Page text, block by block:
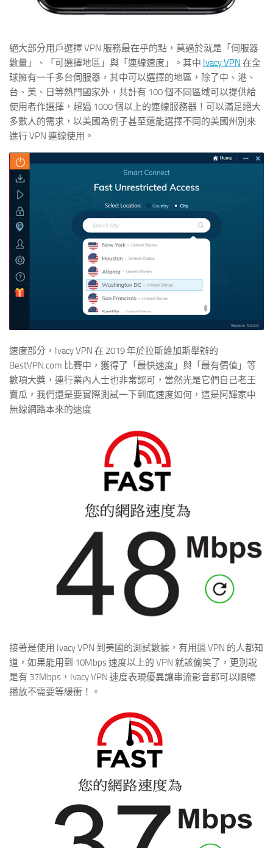
絕大部分用戶選擇 VPN 服務最在乎的點，莫過於就是「伺服器
數量」、「可選擇地區」與「連線速度」。其中 Ivacy VPN 在全
球擁有一千多台伺服器，其中可以選擇的地區，除了中、港、
台、美、日等熱門國家外，共計有 100 個不同區域可以提供給
使用者作選擇，超過 1000 個以上的連線服務器！可以滿足絕大
多數人的需求，以美國為例子甚至還能選擇不同的美國州別來
進行 VPN 連線使用。
速度部分，Ivacy VPN 在 2019 年於拉斯維加斯舉辦的
BestVPN.com 比賽中，獲得了「最快速度」與「最有價值」等
數項大獎，連行業內人士也非常認可，當然光是它們自己老王
賣瓜，我們還是要實際測試一下到底速度如何，這是阿輝家中
無線網路本來的速度
接著是使用 Ivacy VPN 到美國的測試數據，有用過 VPN 的人都知
道，如果能用到 10Mbps 速度以上的 VPN 就該偷笑了，更別說
是有 37Mbps，Ivacy VPN 速度表現優異讓串流影音都可以順暢
播放不需要等緩衝！。